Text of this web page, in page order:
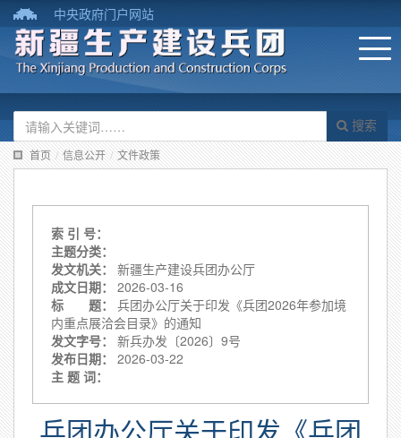
中央政府门户网站
搜索
首页 / 信息公开 / 文件政策
索 引 号：
主题分类：
发文机关：
新疆生产建设兵团办公厅
成文日期：
2026-03-16
标 题：
兵团办公厅关于印发《兵团2026年参加境
内重点展洽会目录》的通知
发文字号：
新兵办发〔2026〕9号
发布日期：
2026-03-22
主 题 词：
兵团办公厅关于印发《兵团